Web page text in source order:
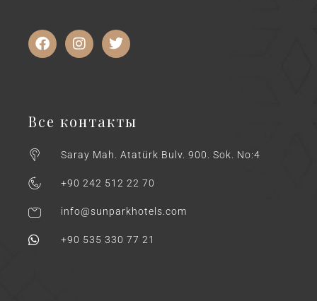
Все контакты
Saray Mah. Atatürk Bulv. 900. Sok. No:4
+90 242 512 22 70
info@sunparkhotels.com
+90 535 330 77 21